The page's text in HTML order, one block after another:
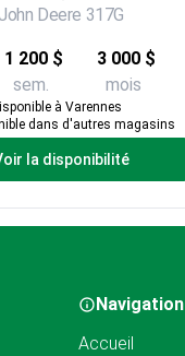
John Deere 317G
1 200 $
sem.
3 000 $
mois
à Varennes
dans d'autres magasins
la disponibilité
Navigation
Accueil